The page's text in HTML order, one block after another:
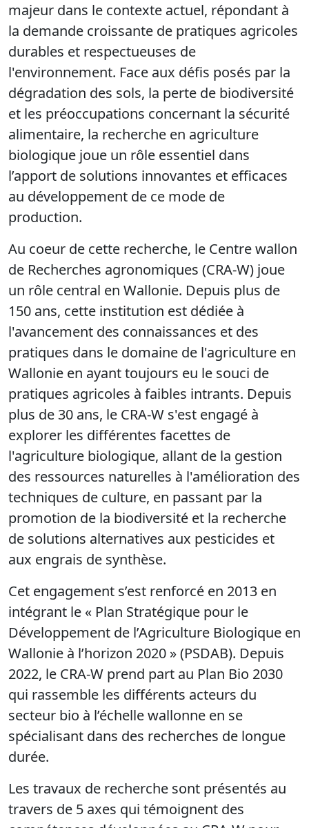
majeur dans le contexte actuel, répondant à
la demande croissante de pratiques agricoles
durables et respectueuses de
l'environnement. Face aux défis posés par la
dégradation des sols, la perte de biodiversité
et les préoccupations concernant la sécurité
alimentaire, la recherche en agriculture
biologique joue un rôle essentiel dans
l’apport de solutions innovantes et efficaces
au développement de ce mode de
production.
Au coeur de cette recherche, le Centre wallon
de Recherches agronomiques (CRA-W) joue
un rôle central en Wallonie. Depuis plus de
150 ans, cette institution est dédiée à
l'avancement des connaissances et des
pratiques dans le domaine de l'agriculture en
Wallonie en ayant toujours eu le souci de
pratiques agricoles à faibles intrants. Depuis
plus de 30 ans, le CRA-W s'est engagé à
explorer les différentes facettes de
l'agriculture biologique, allant de la gestion
des ressources naturelles à l'amélioration des
techniques de culture, en passant par la
promotion de la biodiversité et la recherche
de solutions alternatives aux pesticides et
aux engrais de synthèse.
Cet engagement s’est renforcé en 2013 en
intégrant le « Plan Stratégique pour le
Développement de l’Agriculture Biologique en
Wallonie à l’horizon 2020 » (PSDAB). Depuis
2022, le CRA-W prend part au Plan Bio 2030
qui rassemble les différents acteurs du
secteur bio à l’échelle wallonne en se
spécialisant dans des recherches de longue
durée.
Les travaux de recherche sont présentés au
travers de 5 axes qui témoignent des